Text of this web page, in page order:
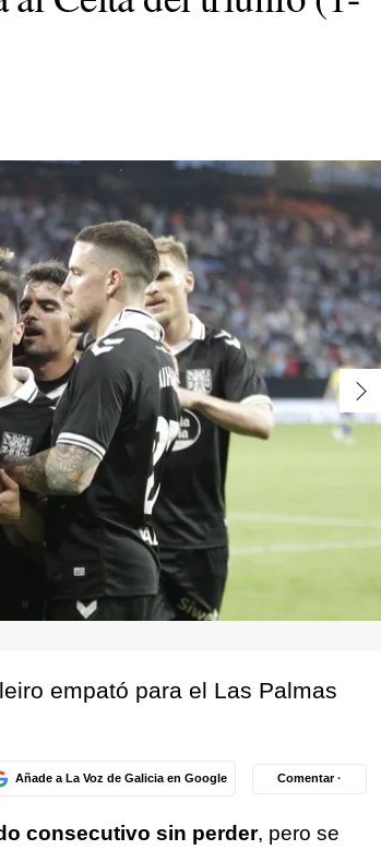
empató para el Las Palmas
Añade a La Voz de Galicia en Google Comentar ·
consecutivo sin perder, pero se